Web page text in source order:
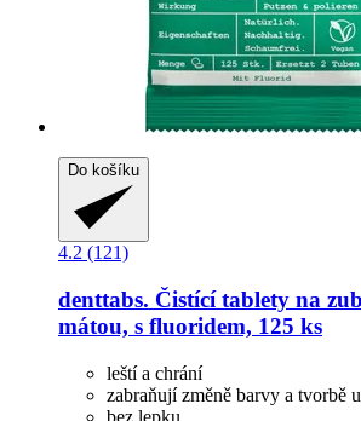
Do košíku
4.2 (121)
denttabs. Čistící tablety na
mátou, s fluoridem, 125 ks
leští a chrání
zabraňují změně barvy a tvorbě
bez lepku